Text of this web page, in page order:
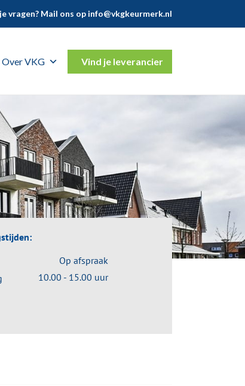
vragen? Mail ons op info@vkgkeurmerk.nl
Over VKG Vind je leverancier
Op afspraak
10.00 - 15.00 uur